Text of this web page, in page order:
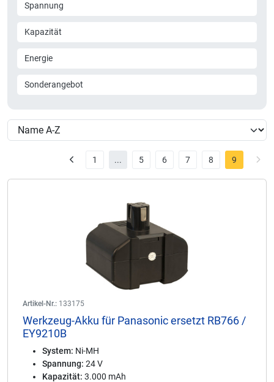
Spannung
Kapazität
Energie
Sonderangebot
1 ... 5 6 7 8 9
Artikel-Nr.: 133175
Werkzeug-Akku für Panasonic ersetzt RB766 /
EY9210B
System: Ni-MH
Spannung: 24 V
Kapazität: 3.000 mAh